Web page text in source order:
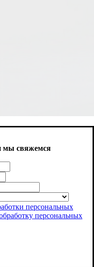
мы свяжемся
персональных
персональных
kazan.ru , вы
cookie. Как запретить
cookie можно найти в